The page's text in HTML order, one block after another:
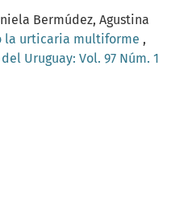
Bermúdez, Agustina
la urticaria multiforme ,
Uruguay: Vol. 97 Núm. 1